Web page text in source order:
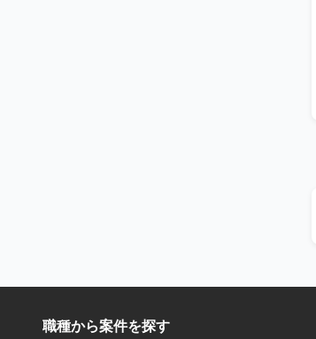
職種から案件を探す